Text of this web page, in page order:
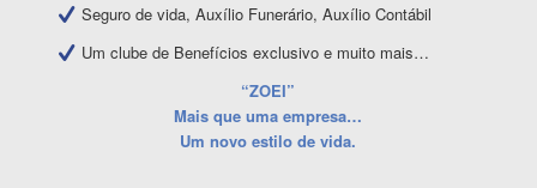
Seguro de vida, Auxílio Funerário, Auxílio Contábil
Um clube de Benefícios exclusivo e muito mais…
“ZOEI”
Mais que uma empresa…
Um novo estilo de vida.